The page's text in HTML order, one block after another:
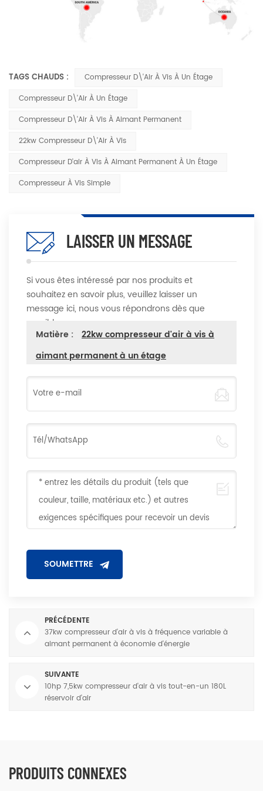
TAGS CHAUDS :
Compresseur D\'air À Vis À Un Étage
Compresseur D\'air À Un Étage
Compresseur D\'air À Vis À Aimant Permanent
22kw Compresseur D\'air À Vis
Compresseur D'air À Vis À Aimant Permanent À Un Étage
Compresseur À Vis Simple
LAISSER UN MESSAGE
Si vous êtes intéressé par nos produits et
souhaitez en savoir plus, veuillez laisser un
message ici, nous vous répondrons dès que
possible
Matière :
22kw compresseur d'air à vis à
aimant permanent à un étage
PRÉCÉDENTE
37kw compresseur d'air à vis à fréquence variable à
aimant permanent à économie d'énergie
SUIVANTE
10hp 7,5kw compresseur d'air à vis tout-en-un 180L
réservoir d'air
PRODUITS CONNEXES